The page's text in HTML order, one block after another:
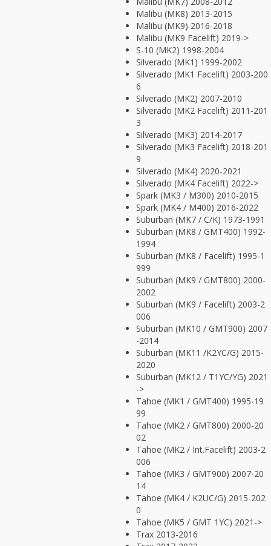
Malibu (MK8) 2013-2015
Malibu (MK9) 2016-2018
Malibu (MK9 Facelift) 2019->
S-10 (MK2) 1998-2004
Silverado (MK1) 1999-2002
Silverado (MK1 Facelift) 2003-200
6
Silverado (MK2) 2007-2010
Silverado (MK2 Facelift) 2011-201
3
Silverado (MK3) 2014-2017
Silverado (MK3 Facelift) 2018-201
9
Silverado (MK4) 2020-2021
Silverado (MK4 Facelift) 2022->
Spark (MK3 / M300) 2010-2015
Spark (MK4 / M400) 2016-2022
Suburban (MK7 / C/K) 1973-1991
Suburban (MK8 / GMT400) 1992-
1994
Suburban (MK8 / Facelift) 1995-1
999
Suburban (MK9 / GMT800) 2000-
2002
Suburban (MK9 / Facelift) 2003-2
006
Suburban (MK10 / GMT900) 2007
-2014
Suburban (MK11 /K2YC/G) 2015-
2020
Suburban (MK12 / T1YC/YG) 2021
->
Tahoe (MK1 / GMT400) 1995-19
99
Tahoe (MK2 / GMT800) 2000-20
02
Tahoe (MK2 / Int.Facelift) 2003-2
006
Tahoe (MK3 / GMT900) 2007-20
14
Tahoe (MK4 / K2UC/G) 2015-202
0
Tahoe (MK5 / GMT 1YC) 2021->
Trax 2013-2016